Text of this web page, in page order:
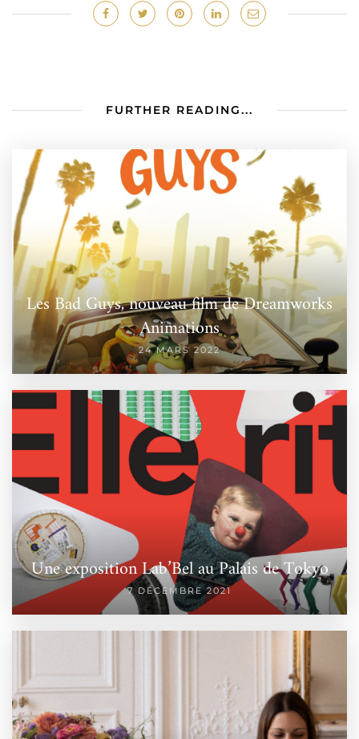
FURTHER READING...
Les Bad Guys, nouveau film de Dreamworks
Animations
24 MARS 2022
Une exposition Lab’Bel au Palais de Tokyo
7 DÉCEMBRE 2021